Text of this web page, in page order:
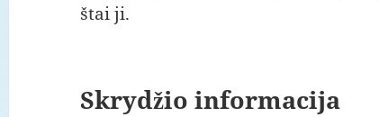
štai ji.
Skrydžio informacija